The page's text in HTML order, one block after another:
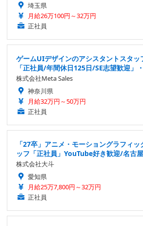
埼玉県
月給26万100円～32万円
正社員
ゲームUIデザインのアシスタントスタッ
「正社員/年間休日125日/SE志望歓迎」
株式会社Meta Sales
神奈川県
月給32万円～50万円
正社員
「27卒」アニメ・モーショングラフィ
ッフ「正社員」YouTube好き歓迎/名古
株式会社大斗
愛知県
月給25万7,800円～32万円
正社員